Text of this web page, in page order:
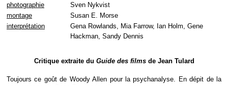
photographie
Sven Nykvist
montage
Susan E. Morse
interprétation
Gena Rowlands, Mia Farrow, Ian Holm, Gene
Hackman, Sandy Dennis
Critique extraite du Guide des filmsde Jean Tulard
Toujours ce goût de Woody Allen pour la psychanalyse. En dépit de la